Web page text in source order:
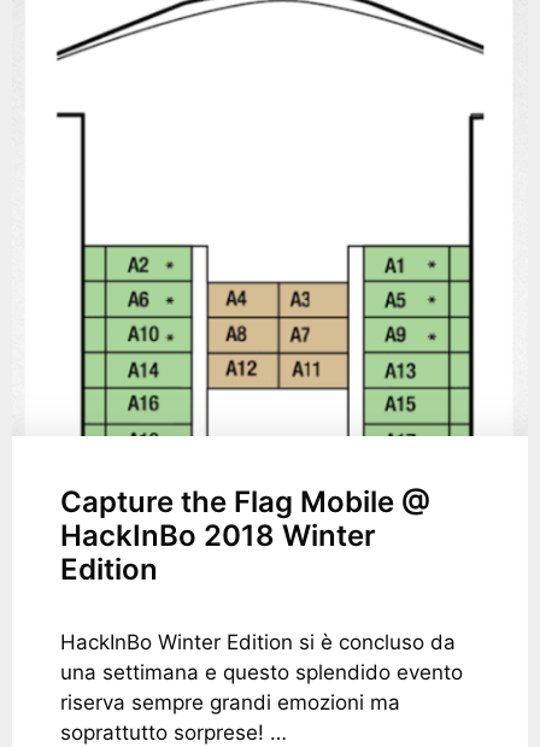
Capture the Flag Mobile @
HackInBo 2018 Winter
Edition
HackInBo Winter Edition si è concluso da
una settimana e questo splendido evento
riserva sempre grandi emozioni ma
soprattutto sorprese! …